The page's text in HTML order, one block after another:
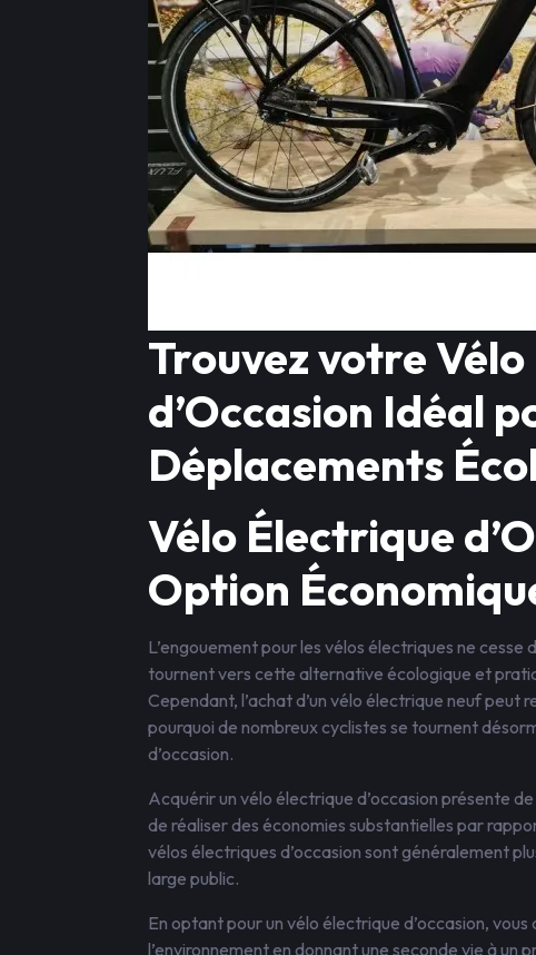
Trouvez votre
d’Occasion Idéal
Déplacements
Vélo Électrique
Option
L’engouement pour les vélos électriques ne cesse
tournent vers cette alternative écologique et
Cependant, l’achat d’un vélo électrique neuf peut
pourquoi de nombreux cyclistes se tournent
d’occasion.
Acquérir un vélo électrique d’occasion présente
de réaliser des économies substantielles par
vélos électriques d’occasion sont généralement
large public.
En optant pour un vélo électrique d’occasion,
l’environnement en donnant une seconde vie à un